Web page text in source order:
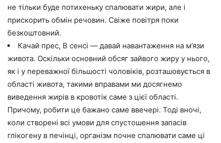
не тільки буде потихеньку спалювати жири, але і
прискорить обмін речовин. Свіже повітря поки
безкоштовний.
Качай прес, В сенсі — давай навантаження на м’язи
живота. Оскільки основний обсяг зайвого жиру у нього,
як і у переважної більшості чоловіків, розташовується в
області живота, такими вправами ми досягнемо
виведення жирів в кровотік саме з цієї області.
Причому, робити це бажано саме ввечері. Тоді вночі,
коли створені всі умови для спустошення запасів
глікогену в печінці, організм почне спалювати саме ці